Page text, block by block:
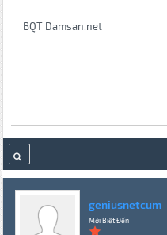
BQT Damsan.net
geniusnetcum
Mới Biết Đến